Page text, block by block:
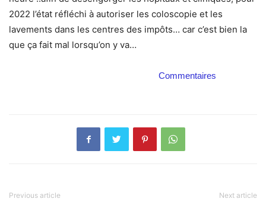
2022 l’état réfléchi à autoriser les coloscopie et les
lavements dans les centres des impôts… car c’est bien la
que ça fait mal lorsqu’on y va…
Commentaires
Previous article Next article